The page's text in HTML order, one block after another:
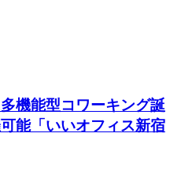
機能型コワーキング誕
能「いいオフィス新宿